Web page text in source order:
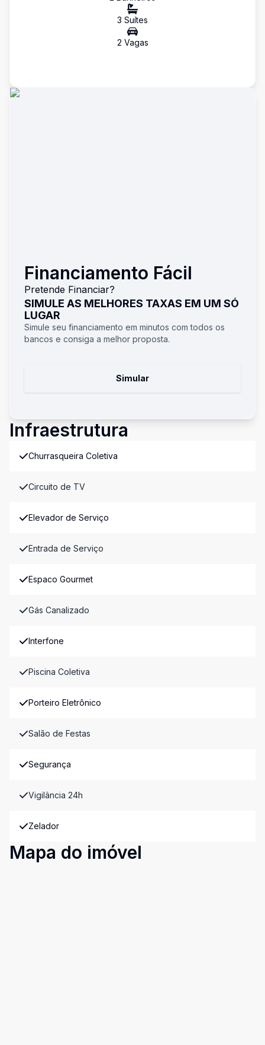
3 Suítes
2 Vagas
Financiamento Fácil
Pretende Financiar?
SIMULE AS MELHORES TAXAS EM UM SÓ
LUGAR
Simule seu financiamento em minutos com todos os
bancos e consiga a melhor proposta.
Simular
Infraestrutura
Churrasqueira Coletiva
Circuito de TV
Elevador de Serviço
Entrada de Serviço
Espaco Gourmet
Gás Canalizado
Interfone
Piscina Coletiva
Porteiro Eletrônico
Salão de Festas
Segurança
Vigilância 24h
Zelador
Mapa do imóvel